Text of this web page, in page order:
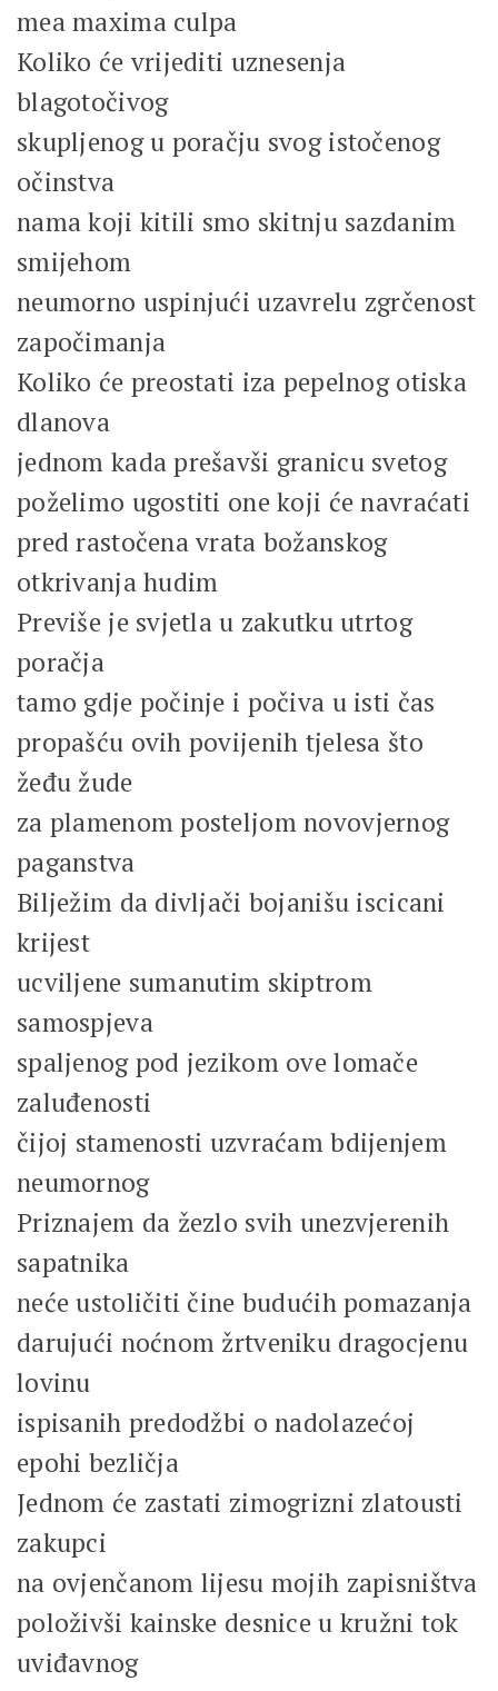
mea maxima culpa
Koliko će vrijediti uznesenja
blagotočivog
skupljenog u poračju svog istočenog
očinstva
nama koji kitili smo skitnju sazdanim
smijehom
neumorno uspinjući uzavrelu zgrčenost
započimanja
Koliko će preostati iza pepelnog otiska
dlanova
jednom kada prešavši granicu svetog
poželimo ugostiti one koji će navraćati
pred rastočena vrata božanskog
otkrivanja hudim
Previše je svjetla u zakutku utrtog
poračja
tamo gdje počinje i počiva u isti čas
propašću ovih povijenih tjelesa što
žeđu žude
za plamenom posteljom novovjernog
paganstva
Bilježim da divljači bojanišu iscicani
krijest
ucviljene sumanutim skiptrom
samospjeva
spaljenog pod jezikom ove lomače
zaluđenosti
čijoj stamenosti uzvraćam bdijenjem
neumornog
Priznajem da žezlo svih unezvjerenih
sapatnika
neće ustoličiti čine budućih pomazanja
darujući noćnom žrtveniku dragocjenu
lovinu
ispisanih predodžbi o nadolazećoj
epohi bezličja
Jednom će zastati zimogrizni zlatousti
zakupci
na ovjenčanom lijesu mojih zapisništva
položivši kainske desnice u kružni tok
uviđavnog